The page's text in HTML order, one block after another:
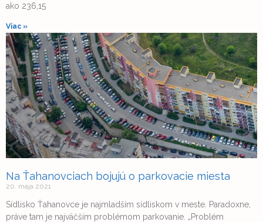
ako 236,15
Viac »
Na Ťahanovciach bojujú o parkovacie miesta
20. mája 2021
Sídlisko Ťahanovce je najmladším sídliskom v meste. Paradoxne,
práve tam je najväčším problémom parkovanie. „Problém